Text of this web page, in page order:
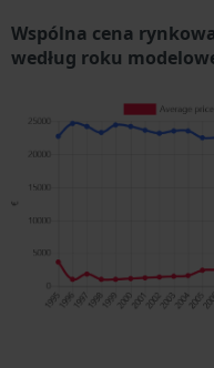
Wspólna cena
według roku